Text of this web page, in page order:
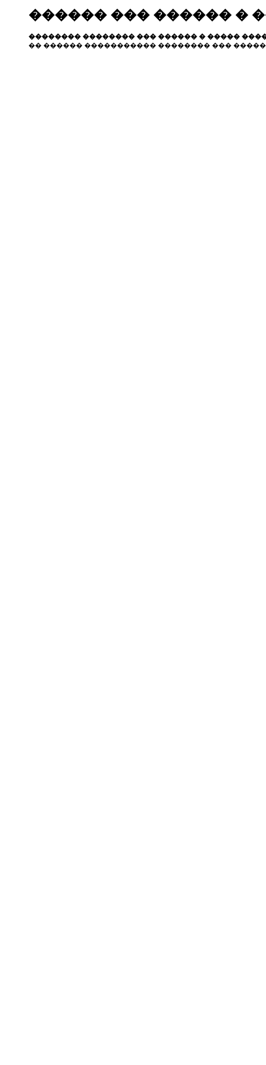
������ ��� ������ �
�������� �������� ��� ������ � �����
�� ������ ����������� �������� ���